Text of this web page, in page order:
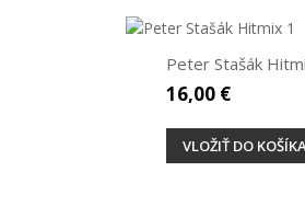
Peter Stašák
16,00 €
VLOŽIŤ DO